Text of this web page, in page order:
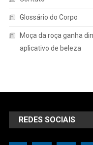
Glossário do Corpo
Moça da roça ganha
aplicativo de beleza
REDES SOCIAIS